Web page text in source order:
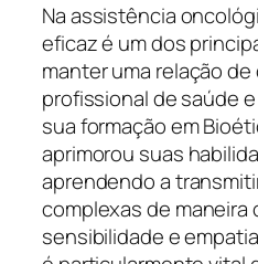
Na assistência
eficaz é um dos
manter uma relação
profissional de saúde
sua formação em
aprimorou suas
aprendendo a
complexas de maneira
sensibilidade e